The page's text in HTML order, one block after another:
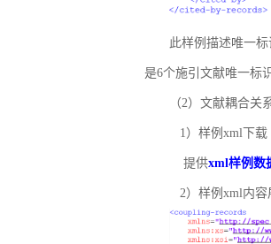
此样例描述唯一标
是6个施引文献唯一标
（2）文献耦合关
1）样例xml下载
提供xml样例数
2）样例xml内容